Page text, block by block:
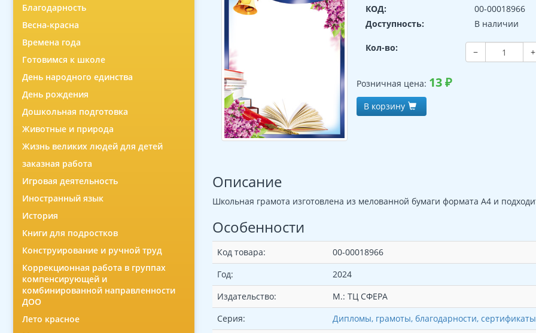
Благодарность
Весна-красна
Времена года
Готовимся к школе
День народного единства
День рождения
Дошкольная подготовка
Животные и природа
Жизнь великих людей для детей
заказная работа
Игровая деятельность
Иностранный язык
История
Книги для подростков
Конструирование и ручной труд
Коррекционная работа в группах
компенсирующей и
комбинированной направленности
ДОО
Лето красное
КОД:
00-00018966
Доступность:
В наличии
Кол-во: − +
Розничная цена: 13₽
В корзину
Описание
Школьная грамота изготовлена из мелованной бумаги формата А4 и
Особенности
Код товара:
00-00018966
Год:
2024
Издательство:
М.: ТЦ СФЕРА
Серия:
Дипломы, грамоты, благодарности, сертификаты